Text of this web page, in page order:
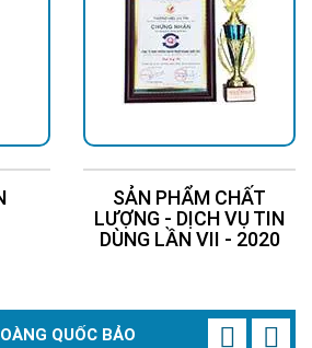
SẢN PHẨM CHẤT
LƯỢNG - DỊCH VỤ TIN
DÙNG LẦN VII - 2020
QUỐC BẢO